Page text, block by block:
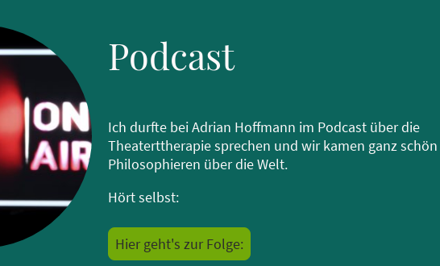
Podcast
Ich durfte bei Adrian Hoffmann im Podcast über die
Theaterttherapie sprechen und wir kamen ganz schön
Philosophieren über die Welt.
Hört selbst:
Hier geht's zur Folge: